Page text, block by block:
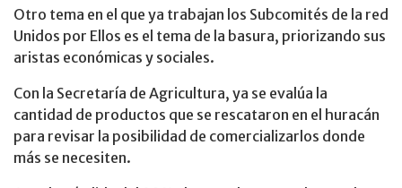
Otro tema en el que ya trabajan los Subcomités de la red
Unidos por Ellos es el tema de la basura, priorizando sus
aristas económicas y sociales.
Con la Secretaría de Agricultura, ya se evalúa la
cantidad de productos que se rescataron en el huracán
para revisar la posibilidad de comercializarlos donde
más se necesiten.